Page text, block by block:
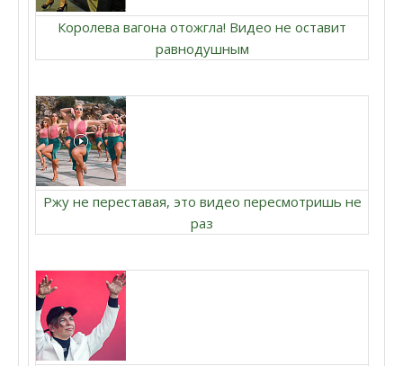
Королева вагона отожгла! Видео не оставит
равнодушным
Ржу не переставая, это видео пересмотришь не
раз